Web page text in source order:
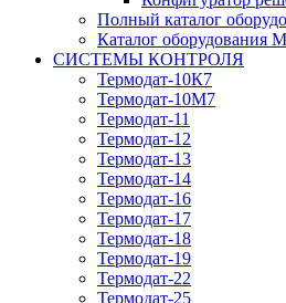
Полный каталог
Каталог оборудования
СИСТЕМЫ КОНТРОЛЯ
Термодат-10К7
Термодат-10М7
Термодат-11
Термодат-12
Термодат-13
Термодат-14
Термодат-16
Термодат-17
Термодат-18
Термодат-19
Термодат-22
Термодат-25